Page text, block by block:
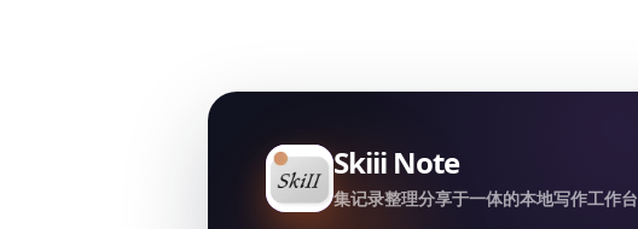
Skiii Note
集记录整理分享于一体的本地写作工作台